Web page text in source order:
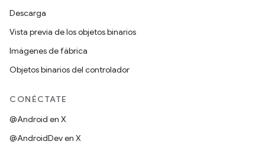
Descarga
Vista previa de los objetos binarios
Imágenes de fábrica
Objetos binarios del controlador
CONÉCTATE
@Android en X
@AndroidDev en X